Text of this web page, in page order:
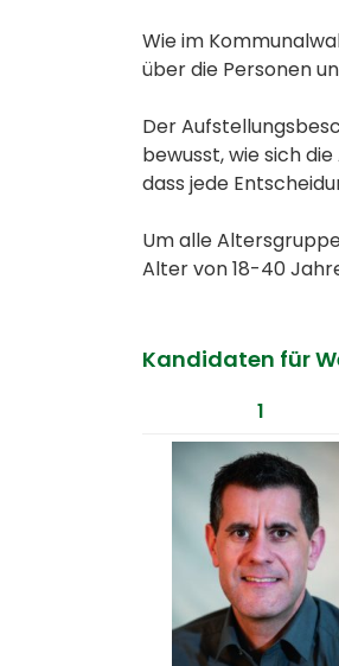
Wie im
über die Personen
Der
bewusst, wie sich
dass jede
Um alle
Alter von 18-40
Kandidaten für
1